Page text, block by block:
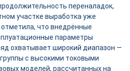
переналадок,
участке выработка уже
что внедрённые
параметры
охватывает широкий диапазон —
с высокими токовыми
моделей, рассчитанных на